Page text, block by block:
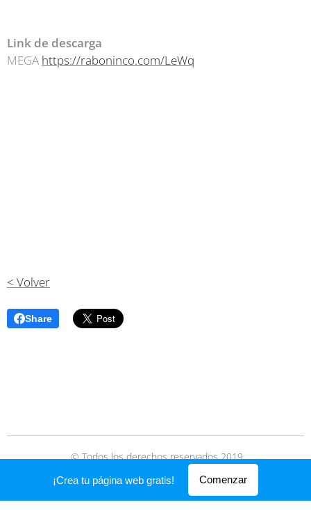
Link de descarga
MEGA https://raboninco.com/LeWq
< Volver
Share
© Todos los derechos reservados 2019
Creado conWebnode
¡Crea tu página web gratis! Comenzar